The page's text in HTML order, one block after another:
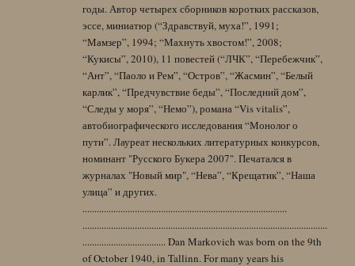
годы. Автор четырех сборников коротких рассказов,
эссе, миниатюр (“Здравствуй, муха!”, 1991;
“Мамзер”, 1994; “Махнуть хвостом!”, 2008;
“Кукисы”, 2010), 11 повестей (“ЛЧК”, “Перебежчик”,
“Ант”, “Паоло и Рем”, “Остров”, “Жасмин”, “Белый
карлик”, “Предчувствие беды”, “Последний дом”,
“Следы у моря”, “Немо”), романа “Vis vitalis”,
автобиографического исследования “Монолог о
пути”. Лауреат нескольких литературных конкурсов,
номинант "Русского Букера 2007". Печатался в
журналах "Новый мир", “Нева”, “Крещатик”, “Наша
улица” и других.
......................................................................................
.......................................................................................................
................................... Dan Markovich was born on the 9th
of October 1940, in Tallinn. For many years his